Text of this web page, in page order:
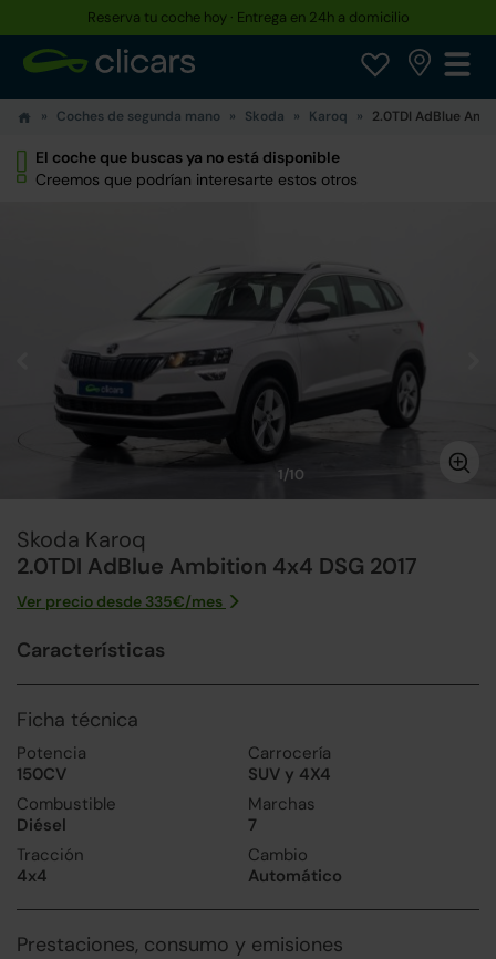
Coches de segunda mano Skoda Karoq 2.0TDI AdBlue
El coche que buscas ya no está disponible
Creemos que podrían interesarte estos otros
1/10
Skoda Karoq
2.0TDI AdBlue Ambition 4x4 DSG 2017
Ver precio desde 335€/mes
Características
Ficha técnica
Potencia
150CV
Carrocería
SUV y 4X4
Combustible
Diésel
Marchas
7
Tracción
4x4
Cambio
Automático
Prestaciones, consumo y emisiones